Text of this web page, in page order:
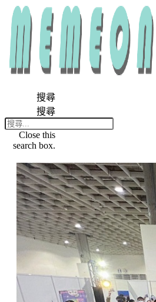
搜尋
搜尋
Close this
search box.